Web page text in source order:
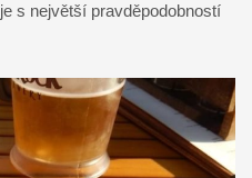
je s největší pravděpodobností